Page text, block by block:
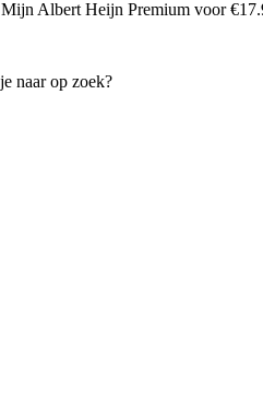
Mijn Albert Heijn Premium voor